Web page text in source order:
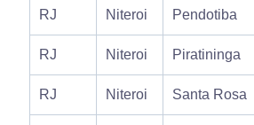
RJ Niteroi Pendotiba
RJ Niteroi Piratininga
RJ Niteroi Santa Rosa